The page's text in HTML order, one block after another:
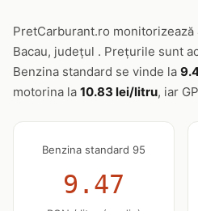
PretCarburant.ro monitorizează
Bacau, județul . Prețurile sunt
Benzina standard se vinde la
motorina la 10.83 lei/litru, iar
Benzina standard 95
9.47